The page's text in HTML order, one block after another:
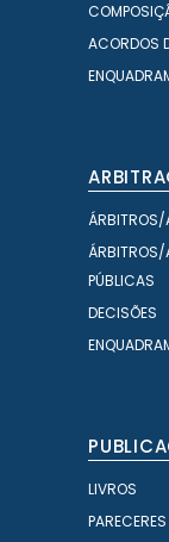
ACORDOS
ÁRBITROS/
ÁRBITROS/
PÚBLICAS
DECISÕES
LIVROS
PARECERES